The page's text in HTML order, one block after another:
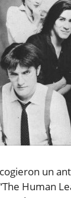
un
Human